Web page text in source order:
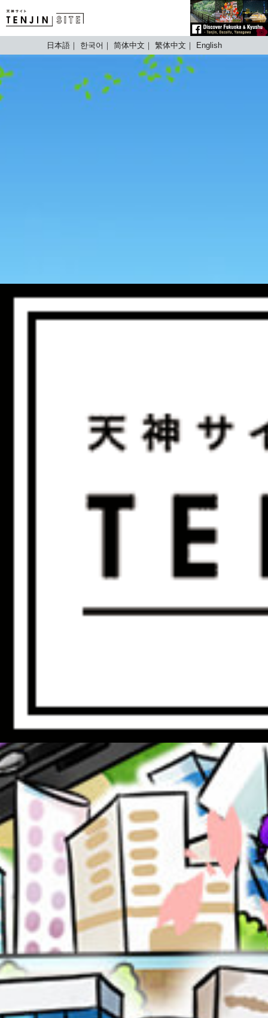
TENJIN SITE
日本語 한국어 简体中文 繁体中文 English